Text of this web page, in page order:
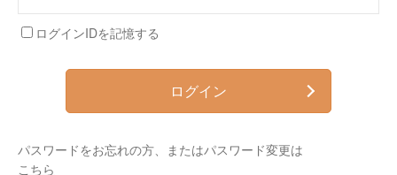
ログインIDを記憶する
ログイン
パスワードをお忘れの方、またはパスワード変更は
こちら